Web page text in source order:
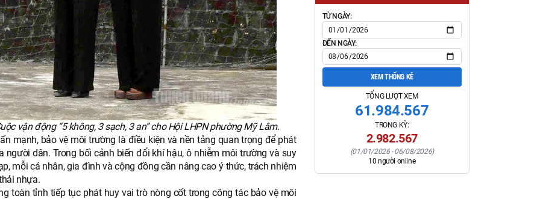
vận động “5 không, 3 sạch, 3 an” cho Hội LHPN phường Mỹ Lâm.
mạnh, bảo vệ môi trường là điều kiện và nền tảng quan trọng để phát
dân. Trong bối cảnh biến đổi khí hậu, ô nhiễm môi trường và suy
mỗi cá nhân, gia đình và cộng đồng cần nâng cao ý thức, trách nhiệm
nhựa.
toàn tỉnh tiếp tục phát huy vai trò nòng cốt trong công tác bảo vệ môi
TỪ NGÀY:
ĐẾN NGÀY:
XEM THỐNG KÊ
TỔNG LƯỢT XEM
61.984.567
TRONG KỲ:
2.982.567
(01/01/2026-06/08/2026)
10 người online